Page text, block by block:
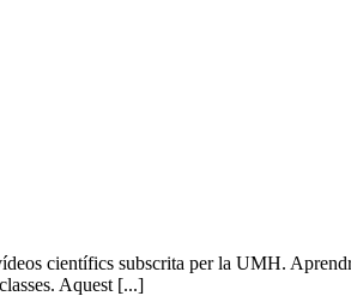
científics subscrita per la UMH.
Aquest [...]